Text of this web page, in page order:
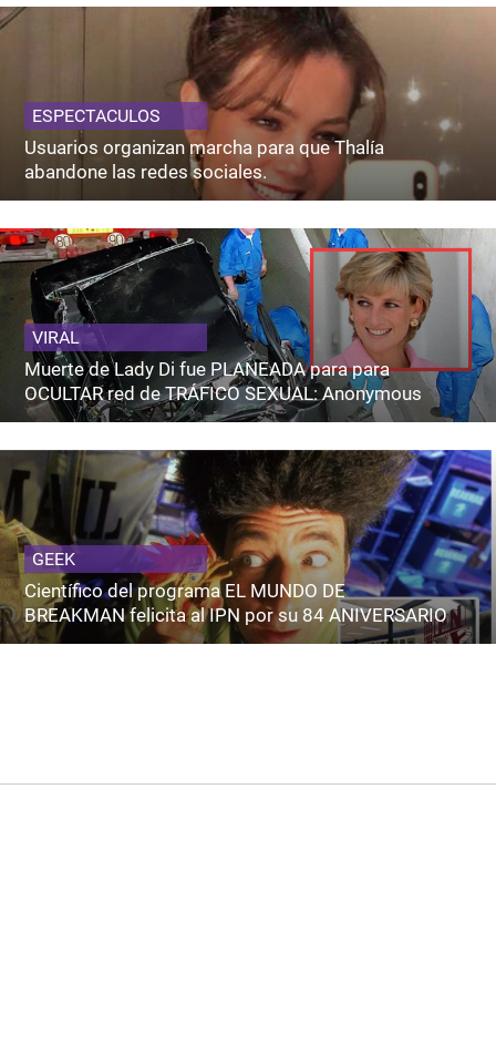
ESPECTACULOS
Usuarios organizan marcha para que Thalía
abandone las redes sociales.
VIRAL
Muerte de Lady Di fue PLANEADA para para
OCULTAR red de TRÁFICO SEXUAL: Anonymous
GEEK
Científico del programa EL MUNDO DE
BREAKMAN felicita al IPN por su 84 ANIVERSARIO